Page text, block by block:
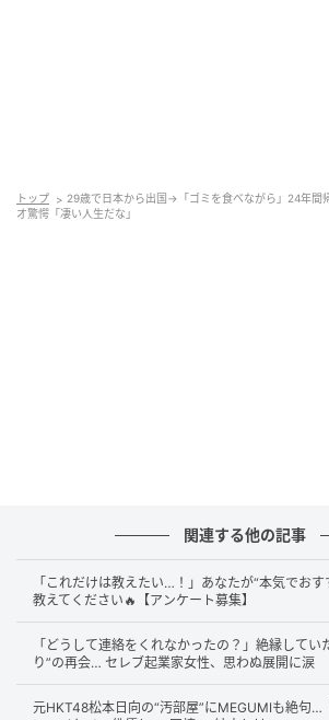
自転車をはじめとする人力での移動
るんじゃないかなと…」と語り、経済
戦していることを明かします。
最後に3つ目のルールとして、“面白
NG”を挙げる岩崎さん。「特に時間
のままに寄り道をしていた」と各地
必ず立ち寄っていることを告白。岩
トップ
29歳で日本から出国→「ゴミを食べながら」24年間
オ驚愕「凄い人生だな」
関連する他の記事
「これだけは教えたい…！」あなたが“本気でお
教えてください🔥【アンケート募集】
「どうして連絡をくれなかったの？」絶縁してい
り”の再会… セレブ起業家女性、思わぬ展開に涙
元HKT48松本日向の“汚部屋”にMEGUMIも絶句…